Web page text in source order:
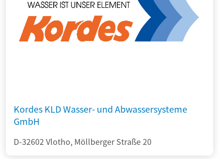
Kordes KLD Wasser- und Abwassersysteme
GmbH
D-32602 Vlotho, Möllberger Straße 20